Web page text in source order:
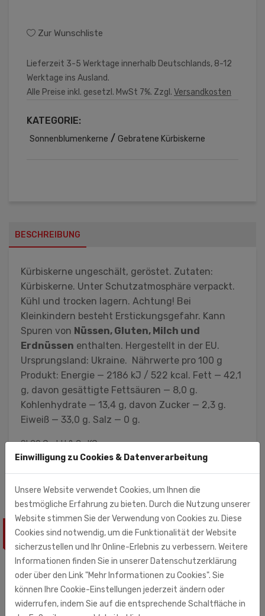
Zur Wunschliste
Lieferzeit 3-5 Werktage innerhalb Deutschlands, 8-12
Werktage ins Ausland.
Alle Preise inkl. gesetzl. MwSt 7%. Zzgl. Versandkosten
KATEGORIE:
Sonnenblumenkerne / Gebratene Kürbiskerne
BESCHREIBUNG
Kürbiskerne ungeschält, geröstet. Zutaten:
Kürbiskerne. Unter Schutzatmosphäre verpackt.
Kühl und trocken lagern. Achtung! Bei
Kleinkindern besteht Erstickungsgefahr. Kann
Spuren von Nüssen, Gluten, Milch und
Erdnüssen enthalten. Hergestellt in der EU.
Ursprungsland: Ukraine. Nährwerte pro 100 g
Produkt: Energie — 2186 kJ / 522 kcal. Fett — 42,1
g, davon gesättigte Fettsäuren — 8,0 g.
Kohlenhydrate — 13,4 g, davon Zucker — 2,3 g.
Eiweiß — 33,0 g. Salz — 0 g.
SLCO GmbH & Co.KG
Kulmbacher Str. 42
95512 Neudrossenfeld
ÄHNLICHE PRODUKTE
Einwilligung zu Cookies & Datenverarbeitung
Unsere Website verwendet Cookies, um Ihnen die
bestmögliche Erfahrung zu bieten. Durch die Nutzung unserer
Website stimmen Sie der Verwendung von Cookies zu. Diese
Cookies sind notwendig, um die Funktionalität der Website
sicherzustellen und Ihr Online-Erlebnis zu verbessern. Weitere
Informationen finden Sie in unserer Datenschutzerklärung
oder über den Link "Mehr Informationen zu Cookies". Sie
können Ihre Cookie-Einstellungen jederzeit ändern oder
widerrufen, indem Sie auf die entsprechende Schaltfläche in